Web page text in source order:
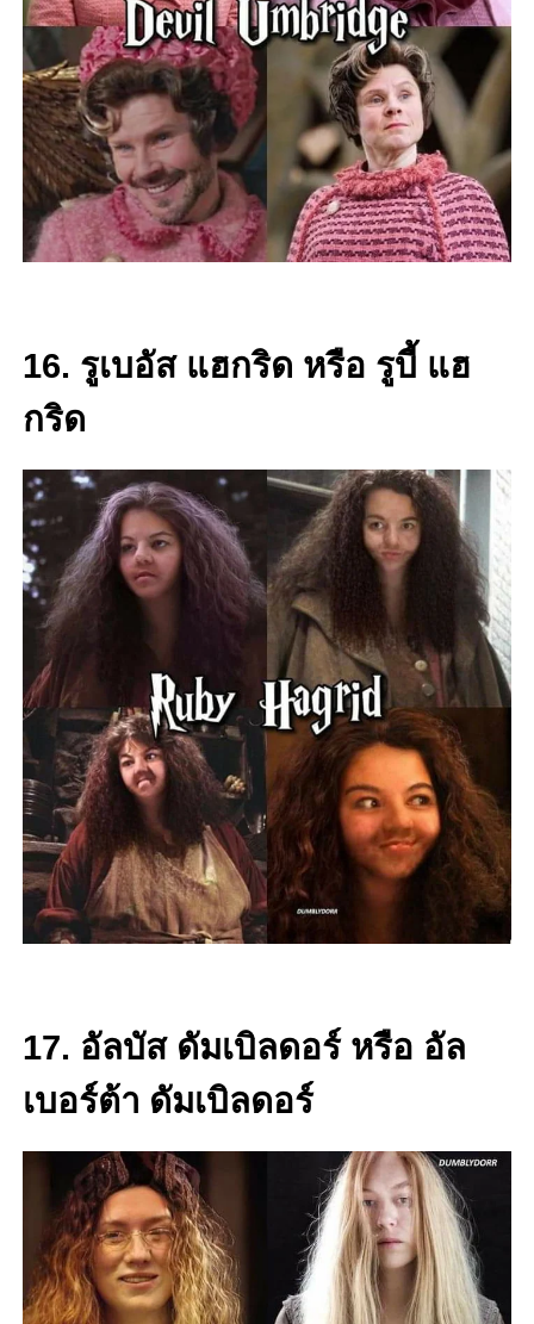
16. รูเบอัส แฮกริด หรือ รูบี้ แฮ
กริด
17. อัลบัส ดัมเบิลดอร์ หรือ อัล
เบอร์ต้า ดัมเบิลดอร์